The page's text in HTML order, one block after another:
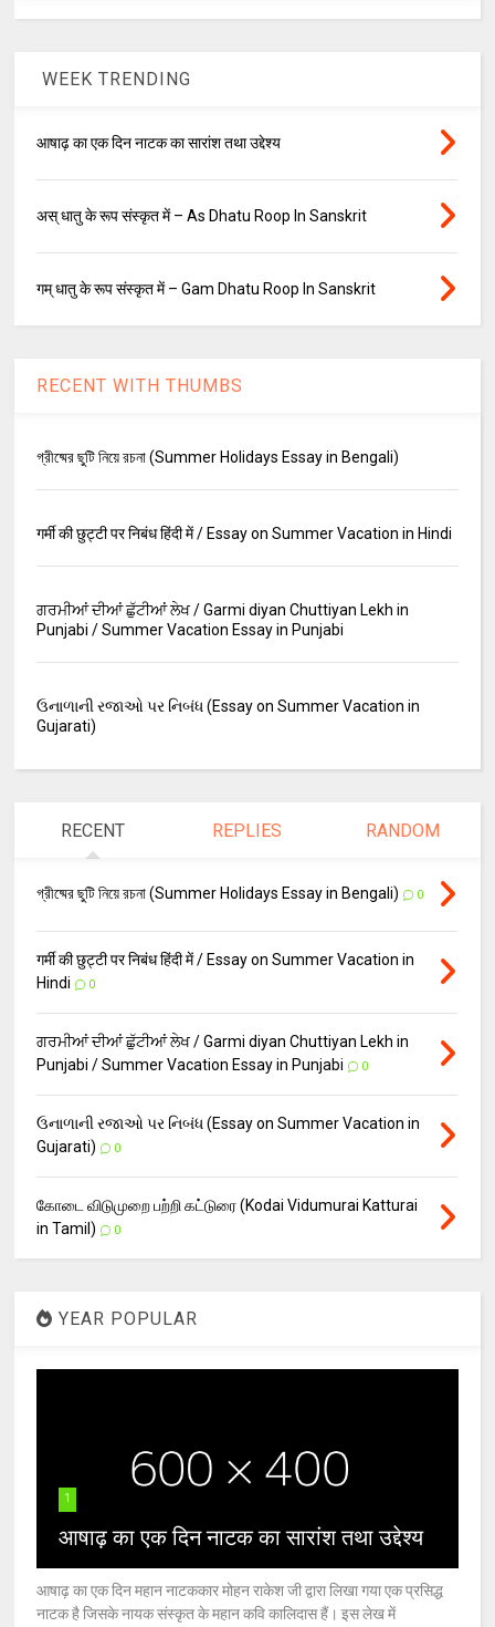
WEEK TRENDING
आषाढ़ का एक दिन नाटक का सारांश तथा उद्देश्य
अस् धातु के रूप संस्कृत में – As Dhatu Roop In Sanskrit
गम् धातु के रूप संस्कृत में – Gam Dhatu Roop In Sanskrit
RECENT WITH THUMBS
গ্রীষ্মের ছুটি নিয়ে রচনা (Summer Holidays Essay in Bengali)
गर्मी की छुट्टी पर निबंध हिंदी में / Essay on Summer Vacation in Hindi
ਗਰਮੀਆਂ ਦੀਆਂ ਛੁੱਟੀਆਂ ਲੇਖ / Garmi diyan Chuttiyan Lekh in
Punjabi / Summer Vacation Essay in Punjabi
ઉનાળાની રજાઓ પર નિબંધ (Essay on Summer Vacation in
Gujarati)
RECENT REPLIES RANDOM
গ্রীষ্মের ছুটি নিয়ে রচনা (Summer Holidays Essay in Bengali) 0
गर्मी की छुट्टी पर निबंध हिंदी में / Essay on Summer Vacation in
Hindi
0
ਗਰਮੀਆਂ ਦੀਆਂ ਛੁੱਟੀਆਂ ਲੇਖ / Garmi diyan Chuttiyan Lekh in
Punjabi / Summer Vacation Essay in Punjabi
0
ઉનાળાની રજાઓ પર નિબંધ (Essay on Summer Vacation in
Gujarati)
0
கோடை விடுமுறை பற்றி கட்டுரை (Kodai Vidumurai Katturai
in Tamil)
0
YEAR POPULAR
1
आषाढ़ का एक दिन नाटक का सारांश तथा उद्देश्य
आषाढ़ का एक दिन महान नाटककार मोहन राकेश जी द्वारा लिखा गया एक प्रसिद्ध
नाटक है जिसके नायक संस्कृत के महान कवि कालिदास हैं। इस लेख में